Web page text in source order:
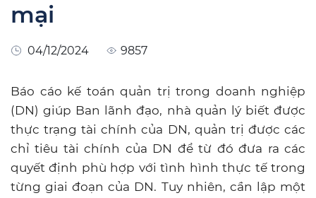
mại
04/12/2024 9857
Báo cáo kế toán quản trị trong doanh nghiệp
(DN) giúp Ban lãnh đạo, nhà quản lý biết được
thực trạng tài chính của DN, quản trị được các
chỉ tiêu tài chính của DN để từ đó đưa ra các
quyết định phù hợp với tình hình thực tế trong
từng giai đoạn của DN. Tuy nhiên, cần lập một